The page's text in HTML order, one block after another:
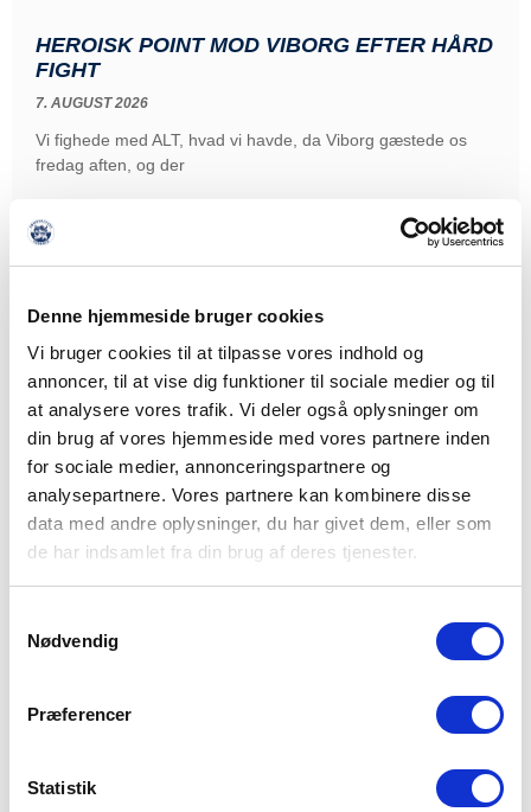
Denne hjemmeside bruger cookies
Vi bruger cookies til at tilpasse vores indhold og
annoncer, til at vise dig funktioner til sociale medier og til
at analysere vores trafik. Vi deler også oplysninger om
din brug af vores hjemmeside med vores partnere inden
for sociale medier, annonceringspartnere og
analysepartnere. Vores partnere kan kombinere disse
data med andre oplysninger, du har givet dem, eller som
de har indsamlet fra din brug af deres tjenester.
Nødvendig
Præferencer
Statistik
HEROISK POINT MOD VIBORG EFTER HÅRD
FIGHT
7. AUGUST 2026
Vi fighede med ALT, hvad vi havde, da Viborg gæstede os
fredag aften, og der